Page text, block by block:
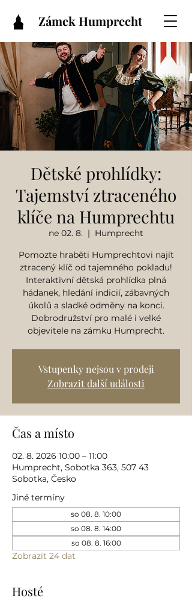
Zámek Humprecht
Dětské prohlídky:
Tajemství ztraceného
klíče na Humprechtu
ne 02. 8.
  |
Humprecht
Pomozte hraběti Humprechtovi najít
ztracený klíč od tajemného pokladu!
Interaktivní dětská prohlídka plná
hádanek, hledání indicií, zábavných
úkolů a sladké odměny na konci.
Dobrodružství pro malé i velké
objevitele na zámku Humprecht.
Vstupenky nejsou v prodeji
Zobrazit další události
Čas a místo
02. 8. 2026 10:00 – 11:00
Humprecht, Sobotka 363, 507 43
Sobotka, Česko
Jiné termíny
so 08. 8. 10:00
so 08. 8. 14:00
so 08. 8. 16:00
Zobrazit 24 dat
Hosté